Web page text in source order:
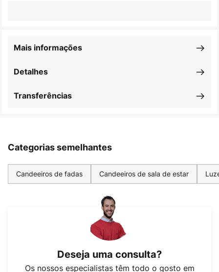
Detalhes
Mais informações
Transferências
Categorias semelhantes
Candeeiros de fadas Candeeiros de sala de estar
Deseja uma consulta?
Os nossos especialistas têm todo o gosto em